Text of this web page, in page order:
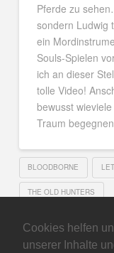
Cookies helfen
unserer Inhalte
Pferde zu
sondern Ludwig
ein
Souls-Spielen
ich an dieser
tolle Video!
bewusst
Traum
BLOODBORNE
THE OLD HUNTERS